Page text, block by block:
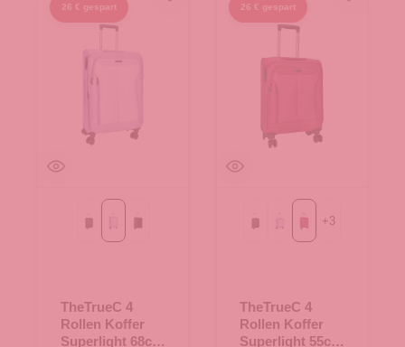
26 € gespart
BlackFliederblack/rose
TheTrueC 4
Rollen Koffer
Superlight 68cm
26 € gespart
BlackFliederberry
+3
TheTrueC 4
Rollen Koffer
Superlight 55cm